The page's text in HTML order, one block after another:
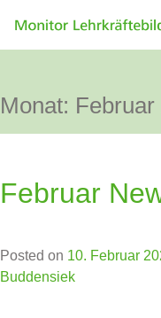
Monat: Februar
Februar
Posted on 10. Februar
Buddensiek